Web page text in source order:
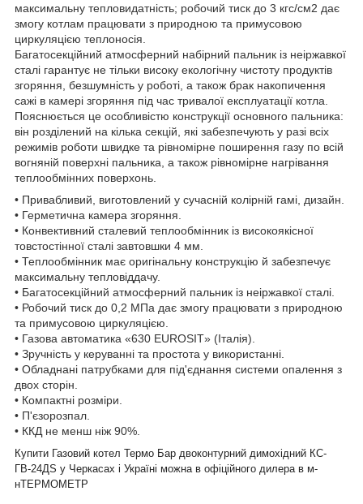
максимальну тепловидатність; робочий тиск до 3 кгс/см2 дає
змогу котлам працювати з природною та примусовою
циркуляцією теплоносія.
Багатосекційний атмосферний набірний пальник із неіржавкої
сталі гарантує не тільки високу екологічну чистоту продуктів
згоряння, безшумність у роботі, а також брак накопичення
сажі в камері згоряння під час тривалої експлуатації котла.
Пояснюється це особливістю конструкції основного пальника:
він розділений на кілька секцій, які забезпечують у разі всіх
режимів роботи швидке та рівномірне поширення газу по всій
вогняній поверхні пальника, а також рівномірне нагрівання
теплообмінних поверхонь.
• Привабливий, виготовлений у сучасній колірній гамі, дизайн.
• Герметична камера згоряння.
• Конвективний сталевий теплообмінник із високоякісної
товстостінної сталі завтовшки 4 мм.
• Теплообмінник має оригінальну конструкцію й забезпечує
максимальну тепловіддачу.
• Багатосекційний атмосферний пальник із неіржавкої сталі.
• Робочий тиск до 0,2 МПа дає змогу працювати з природною
та примусовою циркуляцією.
• Газова автоматика «630 EUROSIT» (Італія).
• Зручність у керуванні та простота у використанні.
• Обладнані патрубками для під'єднання системи опалення з
двох сторін.
• Компактні розміри.
• П'єзорозпал.
• ККД не менш ніж 90%.
Купити Газовий котел Термо Бар двоконтурний димохідний КС-
ГВ-24ДS у Черкасах і Україні можна в офіційного дилера в м-
нТЕРМОМЕТР